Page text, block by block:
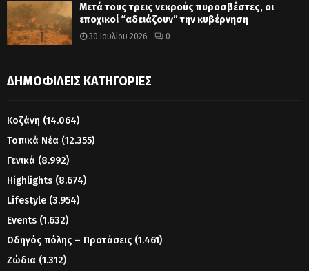
Μετά τους τρεις νεκρούς πυροσβέστες, οι
εποχικοί “αδειάζουν” την κυβέρνηση
30 Ιουλίου 2026 0
ΔΗΜΟΦΙΛΕΊΣ ΚΑΤΗΓΟΡΊΕΣ
Κοζάνη (14.064)
Τοπικά Νέα (12.355)
Γενικά (8.992)
Highlights (8.674)
Lifestyle (3.954)
Events (1.632)
Οδηγός πόλης – Προτάσεις (1.461)
Ζώδια (1.312)